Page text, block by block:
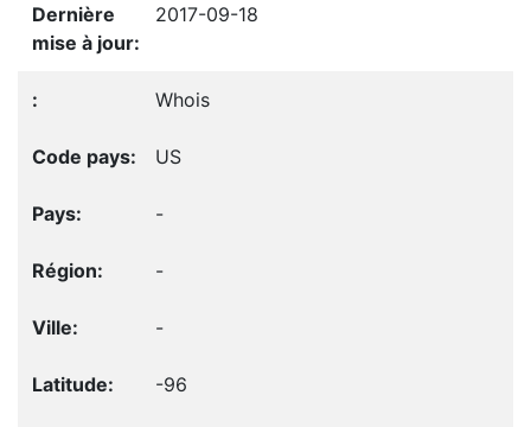
2017-09-18
Whois
US
-
-
-
-96